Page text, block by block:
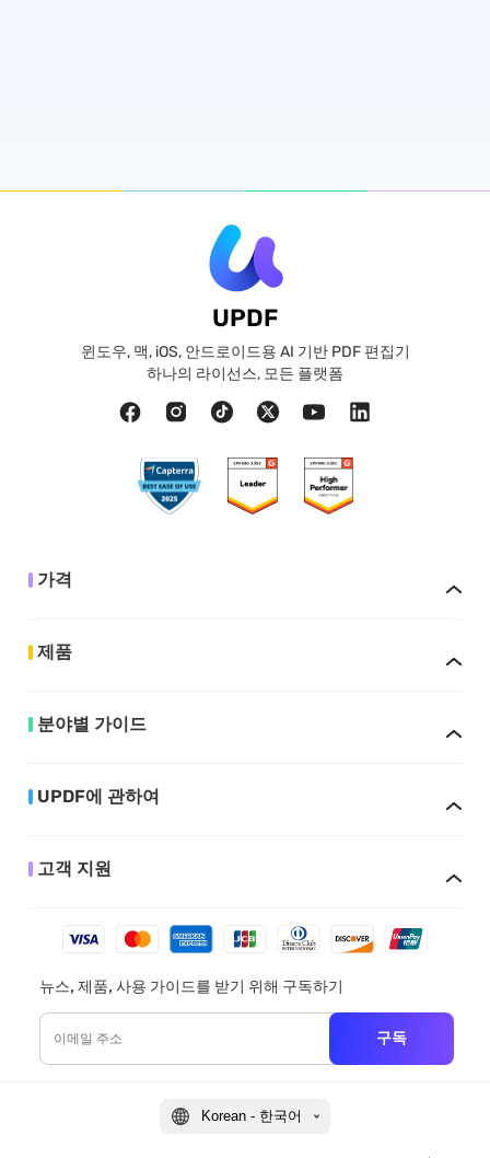
UPDF
윈도우, 맥, iOS, 안드로이드용 AI 기반 PDF 편집기
하나의 라이선스, 모든 플랫폼
가격
제품
분야별 가이드
UPDF에 관하여
고객 지원
뉴스, 제품, 사용 가이드를 받기 위해 구독하기
구독
Korean - 한국어